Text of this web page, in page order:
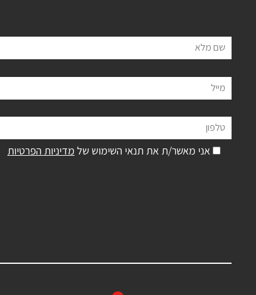
שם מלא
מייל
טלפון
אני מאשר/ת את תנאי השימוש של מדיניות הפרטיות